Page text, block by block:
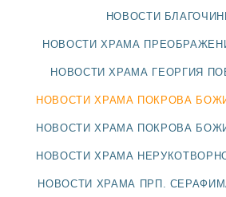
НОВОСТИ
БЛАГОЧИНИЕ
НОВОСТИ
НОВОСТИ ХРАМА
НОВОСТИ ХРАМА ГЕОРГИЯ
НОВОСТИ ХРАМА ПОКРОВА
НОВОСТИ ХРАМА ПОКРОВА
НОВОСТИ ХРАМА
НОВОСТИ ХРАМА ПРП.